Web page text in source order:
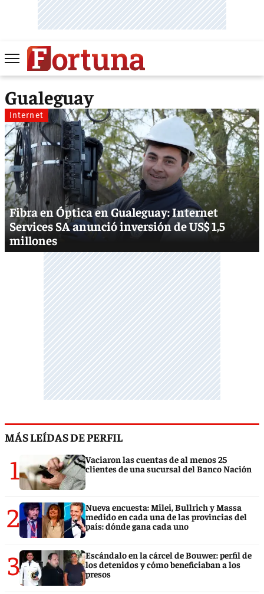
Gualeguay
Internet
Fibra en Óptica en Gualeguay: Internet
Services SA anunció inversión de US$ 1,5
millones
MÁS LEÍDAS DE PERFIL
1
Vaciaron las cuentas de al menos 25
clientes de una sucursal del Banco Nación
2
Nueva encuesta: Milei, Bullrich y Massa
medido en cada una de las provincias del
país: dónde gana cada uno
3
Escándalo en la cárcel de Bouwer: perfil de
los detenidos y cómo beneficiaban a los
presos